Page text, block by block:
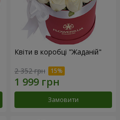
Квіти в коробці "Жаданій"
2 352 грн
Замовити